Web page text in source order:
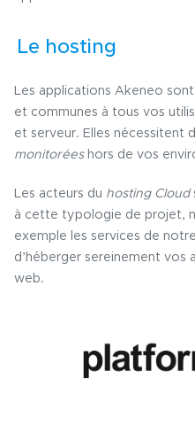
Le hosting
Les applications Akeneo
et communes à tous vos
et serveur. Elles nécessitent
monitoréeshors de vos
Les acteurs du hosting Cloud
à cette typologie de projet,
exemple les services de
d’héberger sereinement vos
web.